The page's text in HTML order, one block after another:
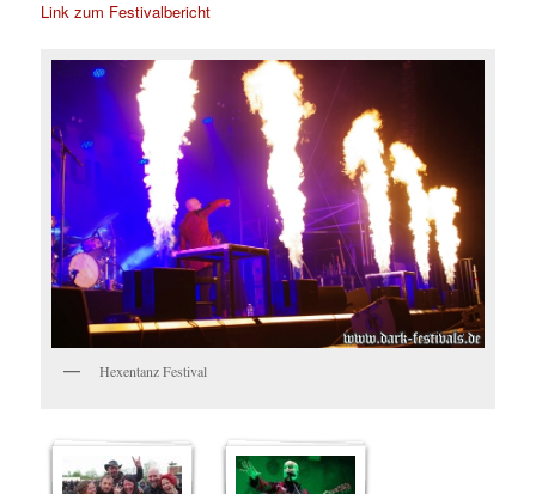
Link zum Festivalbericht
Hexentanz Festival